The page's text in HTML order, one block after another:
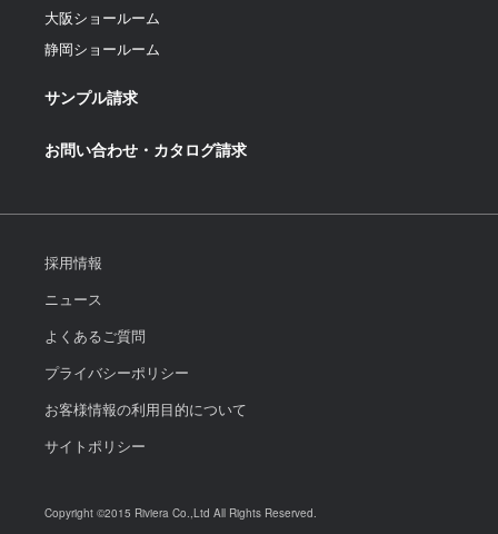
大阪ショールーム
静岡ショールーム
サンプル請求
お問い合わせ・カタログ請求
採用情報
ニュース
よくあるご質問
プライバシーポリシー
お客様情報の利用目的について
サイトポリシー
Copyright ©2015 Riviera Co.,Ltd All Rights Reserved.